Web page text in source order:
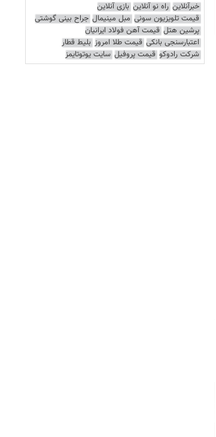
خبرآنلاین راه نو آنلاین بازی آنلاین
قیمت تلویزیون سونی مبل مینیمال جراح بینی گوشتی
پرشین هتل قیمت آهن فولاد ایرانیان
اعتبارسنجی بانکی قیمت طلا امروز بلیط قطار
شرکت رادوکو قیمت پروفیل سایت یوتوتایمز